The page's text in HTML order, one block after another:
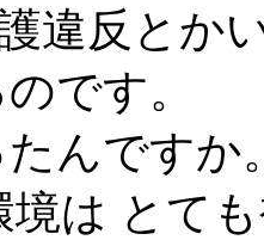
違反とか
です。
んですか
境は とて